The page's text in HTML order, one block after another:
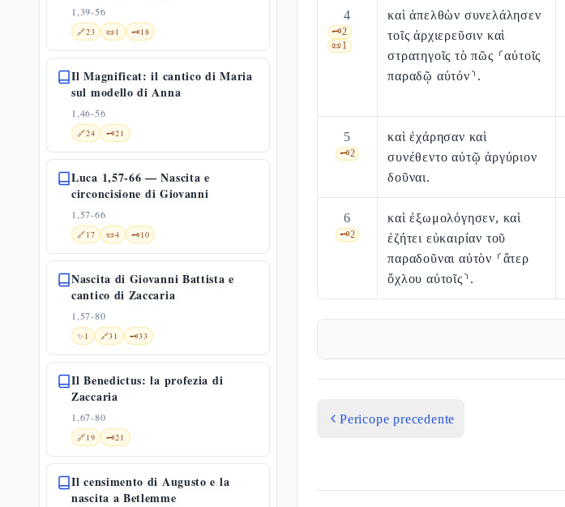
1,39-56
🔗23 📜1 🗝️18
Il Magnificat: il cantico di Maria
sul modello di Anna
1,46-56
🔗24 🗝️21
Luca 1,57-66 — Nascita e
circoncisione di Giovanni
1,57-66
🔗17 📜4 🗝️10
Nascita di Giovanni Battista e
cantico di Zaccaria
1,57-80
✨1 🔗31 🗝️33
Il Benedictus: la profezia di
Zaccaria
1,67-80
🔗19 🗝️21
Il censimento di Augusto e la
nascita a Betlemme
4
🗝️2
📜1
καὶ ἀπελθὼν συνελάλησεν
τοῖς ἀρχιερεῦσιν καὶ
στρατηγοῖς τὸ πῶς ⸂αὐτοῖς
παραδῷ αὐτόν⸃.
5
🗝️2
καὶ ἐχάρησαν καὶ
συνέθεντο αὐτῷ ἀργύριον
δοῦναι.
6
🗝️2
καὶ ἐξωμολόγησεν, καὶ
ἐζήτει εὐκαιρίαν τοῦ
παραδοῦναι αὐτὸν ⸂ἄτερ
ὄχλου αὐτοῖς⸃.
Pericope precedente